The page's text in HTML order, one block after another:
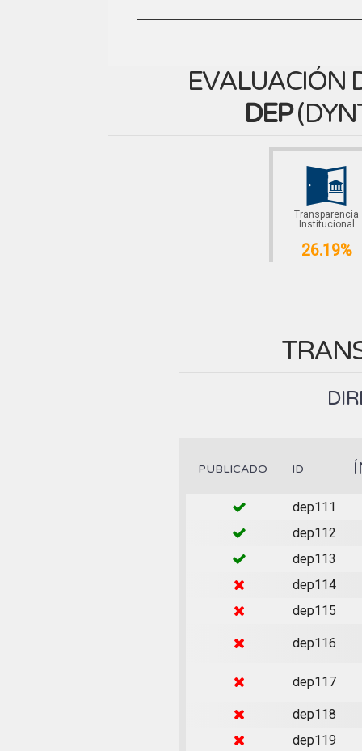
EVALUACIÓN
DEP(
Transparencia
Institucional
26.19%
PUBLICADO ID
dep111
dep112
dep113
dep114
dep115
dep116
dep117
dep118
dep119